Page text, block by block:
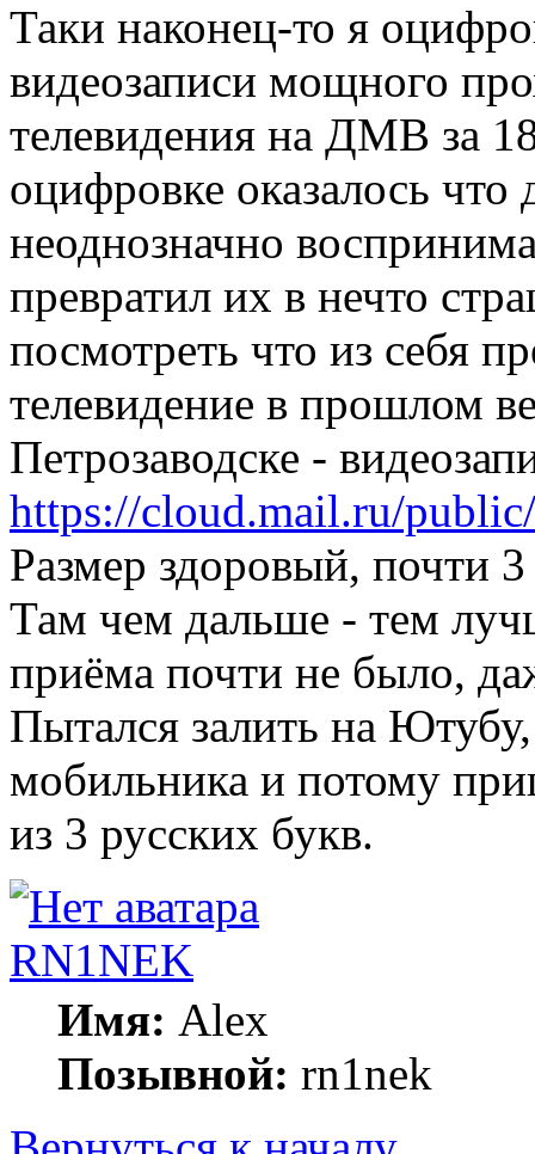
Таки наконец-то я
видеозаписи мощного
телевидения на ДМВ за
оцифровке оказалось
неоднозначно
превратил их в нечто
посмотреть что из себя
телевидение в прошлом
Петрозаводске -
https://cloud.mail.ru/
Размер здоровый, почти
Там чем дальше - тем
приёма почти не было,
Пытался залить на
мобильника и потому
из 3 русских букв.
RN1NEK
Имя: Alex
Позывной: rn1nek